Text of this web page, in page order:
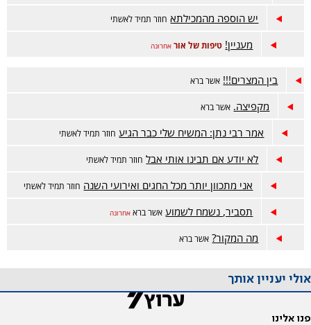
יש הוספה מהמכילתא חוזר תמיד לאשתי
מעניין! טיפות של אור אחרונה
בין המצרים!!! אשר ברא
מקפיצה. אשר ברא
אמר רבי נתן: המשיח שלי כבר הגיע חוזר תמיד לאשתי
לא יודע אם תבינו אותי אבל חוזר תמיד לאשתי
אני מתכוון יותר מכל החגים ואירועי השנה חוזר תמיד לאשתי
תסביר, נשמח לשמוע אשר ברא אחרונה
מה המקור? אשר ברא
אולי יעניין אותך
פנו אלינו